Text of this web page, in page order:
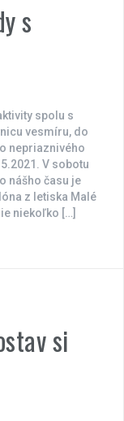
s
spolu s
vesmíru, do
nepriaznivého
V sobotu
nášho času je
z letiska Malé
niekoľko […]
si